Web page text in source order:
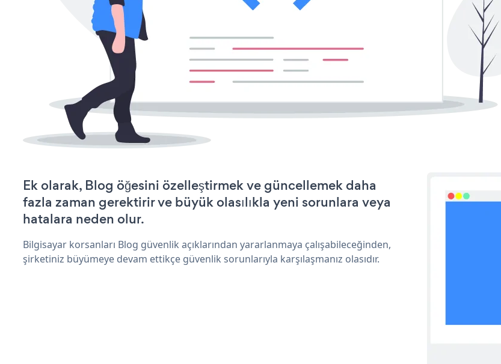
Ek olarak, Blog öğesini özelleştirmek ve güncellemek daha
fazla zaman gerektirir ve büyük olasılıkla yeni sorunlara veya
hatalara neden olur.
Bilgisayar korsanları Blog güvenlik açıklarından yararlanmaya çalışabileceğinden,
şirketiniz büyümeye devam ettikçe güvenlik sorunlarıyla karşılaşmanız olasıdır.